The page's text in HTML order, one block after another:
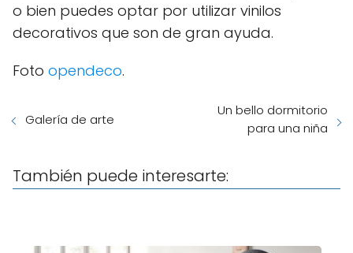
o bien puedes optar por utilizar vinilos
decorativos que son de gran ayuda.
Foto opendeco.
Galería de arte
Un bello dormitorio
para una niña
También puede interesarte: